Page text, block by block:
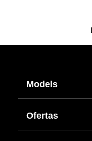
Models
Ofertas